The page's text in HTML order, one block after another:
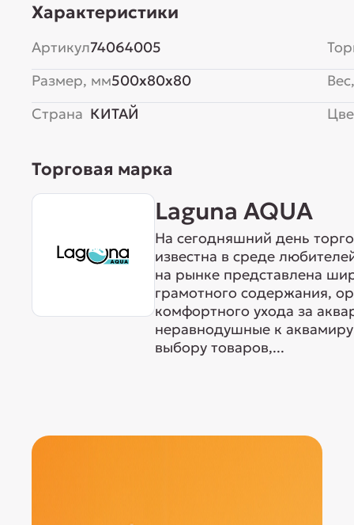
Характеристики
Артикул74064005
Размер, мм500x80x80
Страна КИТАЙ
Торговая марка
Laguna AQUA
На сегодняшний день
известна в среде
на рынке представлена
грамотного содержания,
комфортного ухода за
неравнодушные к
выбору товаров,...